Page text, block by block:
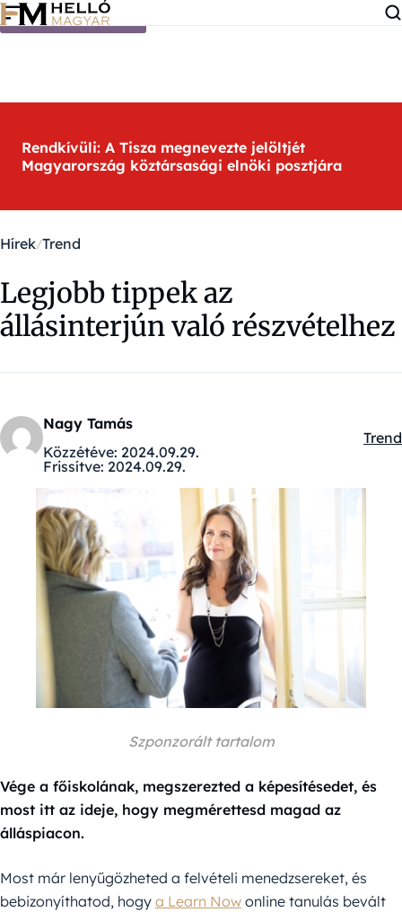
Ugrás a tartalomra
Rendkívüli: A Tisza megnevezte jelöltjét
Magyarország köztársasági elnöki posztjára
Hírek Trend
Legjobb tippek az
állásinterjún való részvételhez
Nagy Tamás
Közzétéve: 2024.09.29.
Frissítve: 2024.09.29.
Trend
Szponzorált tartalom
Vége a főiskolának, megszerezted a képesítésedet, és
most itt az ideje, hogy megmérettesd magad az
álláspiacon.
Most már lenyűgözheted a felvételi menedzsereket, és
bebizonyíthatod, hogy a Learn Now online tanulás bevált